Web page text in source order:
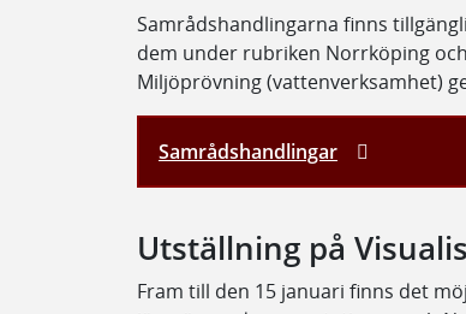
Samrådshandlingarna finns
dem under rubriken Norrköping
Miljöprövning (vattenverksamhet)
Samrådshandlingar
Utställning på
Fram till den 15 januari finns det